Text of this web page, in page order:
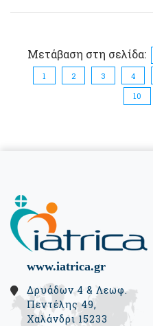
Μετάβαση στη σελίδα:
1
2 3 4
10
www.iatrica.gr
Δρυάδων 4 & Λεωφ.
Πεντέλης 49,
Χαλάνδρι 15233